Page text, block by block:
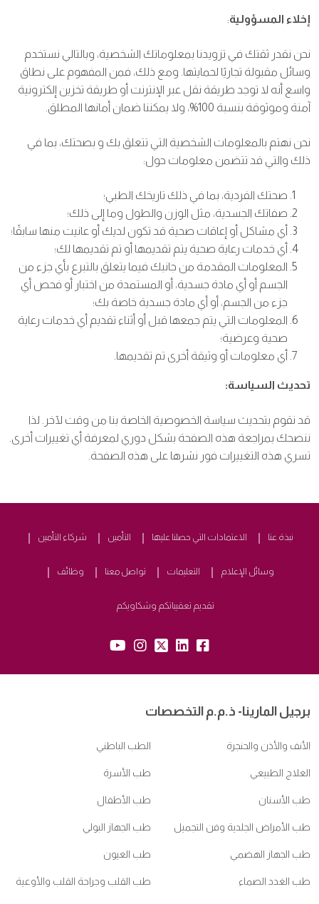
إخلاء المسؤولية:
نحن نقدر ثقتك في تزويدنا بمعلوماتك الشخصية، وبالتالي نستخدم
وسائل مقبولة تجاريًا لحمايتها. ومع ذلك، فمن المفهوم على نطاق
واسع أنه لا توجد طريقة نقل عبر الإنترنت أو طريقة تخزين إلكترونية
آمنة وموثوقة بنسبة 100%، ولا يمكننا ضمان أمانها المطلق.
نحن نهتم بالمعلومات الشخصية التي تتعلق بك و بصحتك، بما في
ذلك والتي قد تتضمن معلومات حول:
صحتك الفردية، بما في ذلك تاريخك الطبي؛
صفاتك الجسدية، مثل الوزن والطول وما إلى ذلك؛
أي مشاكل أو إعاقات صحية قد تكون لديك أو عانيت منها سابقًا؛
أي خدمات رعاية صحية يتم تقديمها أو تم تقديمها لك؛
المعلومات المقدمة من جانبك فيما يتعلق بالتبرع بأي جزء من
الجسم أو أي مادة جسدية، أو المستمدة من اختبار أو فحص أي
جزء من الجسم، أو أي مادة جسدية خاصة بك؛
المعلومات التي يتم جمعها قبل أو أثناء تقديم أي خدمات رعاية
صحية وعرضية؛
أي معلومات أو وثيقة أخرى تم تقديمها.
تحديث السياسة:
قد نقوم بتحديث سياسة الخصوصية الخاصة بنا من وقت لآخر. لذا
ننصحك بمراجعة هذه الصفحة بشكل دوري لمعرفة أي تغييرات أخرى.
تسري هذه التغييرات فور نشرها على هذه الصفحة.
نبذة عنا الاعتمادات التي حصلنا عليها التأمين شركاء التأمين
وسائل الإعلام التعليمات تواصل معنا وظائف
تقديم تعقيباتكم وشكاويكم
fb:
lk:
tw:
insta:
yt:
برجيل المارينا- ذ.م.م التخصصات
الأنف والأذن والحنجرة الطب الباطني
العلاج الطبيعي طب الأسرة
طب الأسنان طب الأطفال
طب الأمراض الجلدية وفن التجميل طب الجهاز البولي
طب الجهاز الهضمي طب العيون
طب الغدد الصماء طب القلب وجراحة القلب والأوعية